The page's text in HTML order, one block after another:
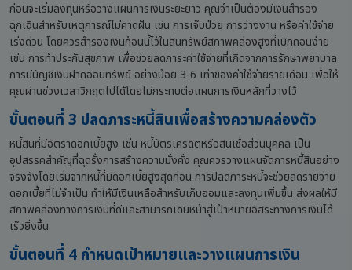
ก่อนจะเริ่มลงทุนหรือวางแผนการเงินระยะยาว คุณจำเป็นต้องมีเงินสำรอง
ฉุกเฉินสำหรับเหตุการณ์ไม่คาดฝัน เช่น การเจ็บป่วย การว่างงาน หรือค่าใช้จ่าย
เร่งด่วน โดยควรสำรองเงินก้อนนี้ไว้ในสินทรัพย์สภาพคล่องสูงที่เบิกถอนง่าย
เช่น การทำประกันสุขภาพ เพื่อช่วยลดภาระค่าใช้จ่ายที่เกิดจากการรักษาพยาบาล
การมีบัญชีเงินฝากออมทรัพย์ อย่างน้อย 3-6 เท่าของค่าใช้จ่ายรายเดือน เพื่อให้
คุณผ่านช่วงเวลาวิกฤตไปได้โดยไม่กระทบต่อแผนการเงินหลักที่วางไว้
ขั้นตอนที่ 3 ปลดภาระหนี้สินเพื่อสร้างความคล่องตัว
หนี้สินที่มีอัตราดอกเบี้ยสูง เช่น หนี้บัตรเครดิตหรือสินเชื่อส่วนบุคคล เป็น
อุปสรรคสำคัญที่ฉุดรั้งการสร้างความมั่งคั่ง คุณควรวางแผนจัดการหนี้สินอย่าง
จริงจังโดยเริ่มจากหนี้ที่มีดอกเบี้ยสูงสุดก่อน การปลดภาระหนี้จะช่วยลดรายจ่าย
ดอกเบี้ยที่ไม่จำเป็น ทำให้มีเงินเหลือสำหรับเก็บออมและลงทุนเพิ่มขึ้น ส่งผลให้มี
สภาพคล่องทางการเงินที่ดีและสามารถเดินหน้าสู่เป้าหมายอิสระทางการเงินได้
เร็วยิ่งขึ้น
ขั้นตอนที่ 4 กำหนดเป้าหมายและวางแผนการเงิน